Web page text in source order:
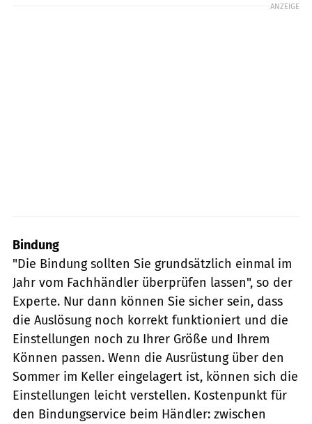
ANZEIGE
Bindung
"Die Bindung sollten Sie grundsätzlich einmal im
Jahr vom Fachhändler überprüfen lassen", so der
Experte. Nur dann können Sie sicher sein, dass
die Auslösung noch korrekt funktioniert und die
Einstellungen noch zu Ihrer Größe und Ihrem
Können passen. Wenn die Ausrüstung über den
Sommer im Keller eingelagert ist, können sich die
Einstellungen leicht verstellen. Kostenpunkt für
den Bindungservice beim Händler: zwischen